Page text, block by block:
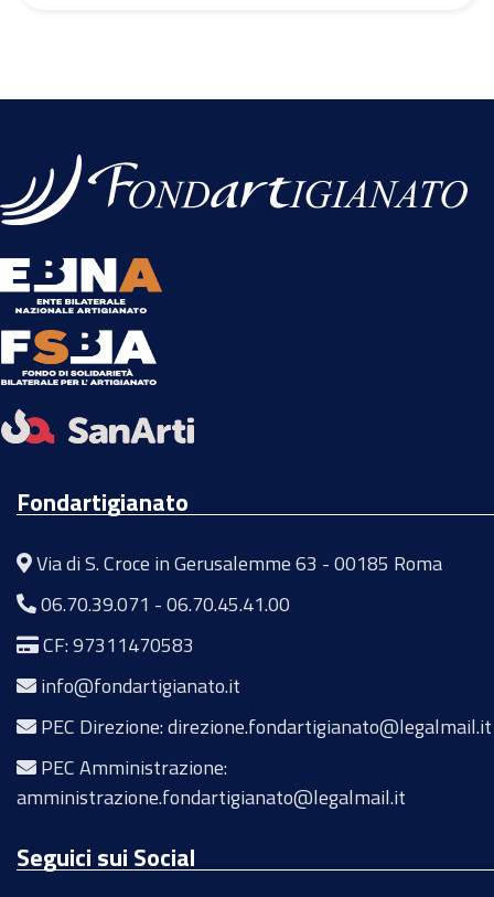
Fondartigianato
Via di S. Croce in Gerusalemme 63 - 00185 Roma
06.70.39.071 -06.70.45.41.00
CF: 97311470583
info@fondartigianato.it
PEC Direzione: direzione.fondartigianato@legalmail.it
PEC Amministrazione:
amministrazione.fondartigianato@legalmail.it
Seguici sui Social